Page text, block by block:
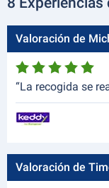
Valoración de
“La recogida se
Valoración de